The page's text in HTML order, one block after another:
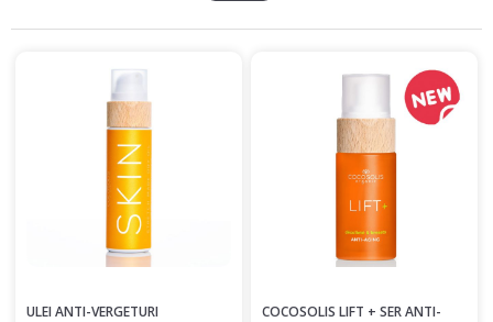
ULEI ANTI-VERGETURI
COCOSOLIS LIFT + SER ANTI-